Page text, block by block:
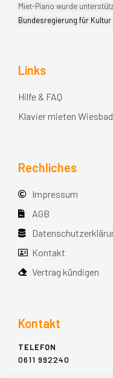
Miet-Piano wurde
Bundesregierung für Kultur
Links
Hilfe & FAQ
Klavier mieten
Rechliches
Impressum
AGB
Kontakt
Vertrag kündigen
Kontakt
TELEFON
0611 992240